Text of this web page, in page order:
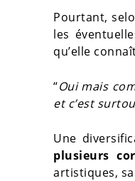
Pourtant,
les
qu’elle
“Oui mais
et c’est
Une
plusieurs
artistiques,